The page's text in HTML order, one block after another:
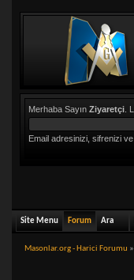
Merhaba Sayın Ziyaretçi.
Email adresinizi, sifrenizi
Site Menu Forum Ara
Masonlar.org - Harici Forumu »